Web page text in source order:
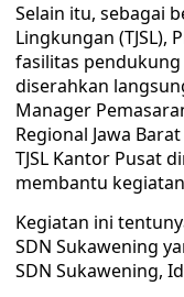
Selain itu, sebagai
Lingkungan (TJSL),
fasilitas
diserahkan
Manager
Regional Jawa
TJSL Kantor Pusat
membantu
Kegiatan ini
SDN Sukawening
SDN Sukawening,